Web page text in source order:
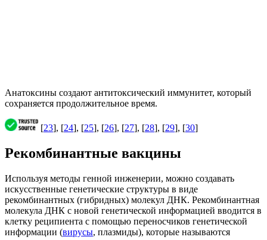
Анатоксины создают антитоксический иммунитет, который
сохраняется продолжительное время.
[23], [24], [25], [26], [27], [28], [29], [30]
Рекомбинантные вакцины
Используя методы генной инженерии, можно создавать
искусственные генетические структуры в виде
рекомбинантных (гибридных) молекул ДНК. Рекомбинантная
молекула ДНК с новой генетической информацией вводится в
клетку реципиента с помощью переносчиков генетической
информации (вирусы, плазмиды), которые называются